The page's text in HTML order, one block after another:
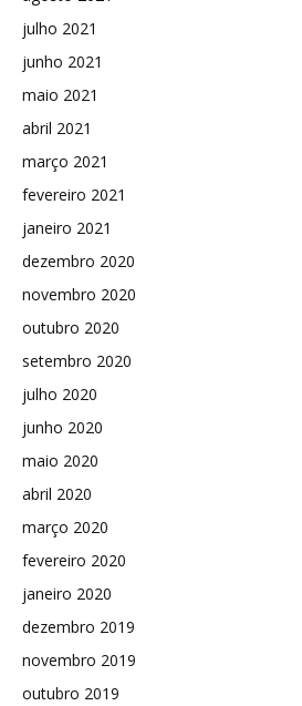
julho 2021
junho 2021
maio 2021
abril 2021
março 2021
fevereiro 2021
janeiro 2021
dezembro 2020
novembro 2020
outubro 2020
setembro 2020
julho 2020
junho 2020
maio 2020
abril 2020
março 2020
fevereiro 2020
janeiro 2020
dezembro 2019
novembro 2019
outubro 2019